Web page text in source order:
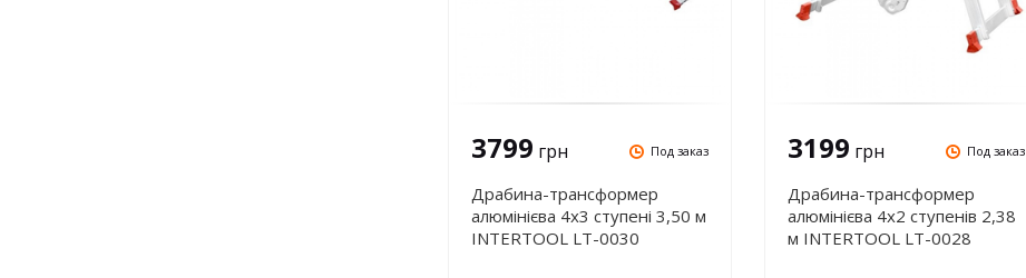
3799 грн Под заказ
Драбина-трансформер
алюмінієва 4х3 ступені 3,50 м
INTERTOOL LT-0030
3199 грн Под заказ
Драбина-трансформер
алюмінієва 4х2 ступенів 2,38
м INTERTOOL LT-0028